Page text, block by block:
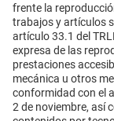
frente la
trabajos y artículos
artículo 33.1 del
expresa de las
prestaciones
mecánica u otros
conformidad con el
2 de noviembre, así